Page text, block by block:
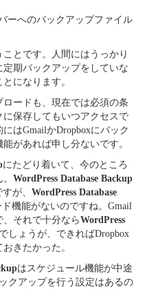
ーへのバックアップファイル
とです。人間にはうっかり
期バックアップをしていな
になります。
ードも、現在では必須の条
保存してもいつアクセスで
はGmailかDropboxにバック
があれば申し分ないです。
にたどり着いて、今のところ
WordPress Database Backup
が、 WordPress Database
機能がないのですね。Gmail
それで十分ならWordPress
しょうが、できればDropbox
きたかった。
はスケジュール機能が中途
クアップを行う設定はあるの